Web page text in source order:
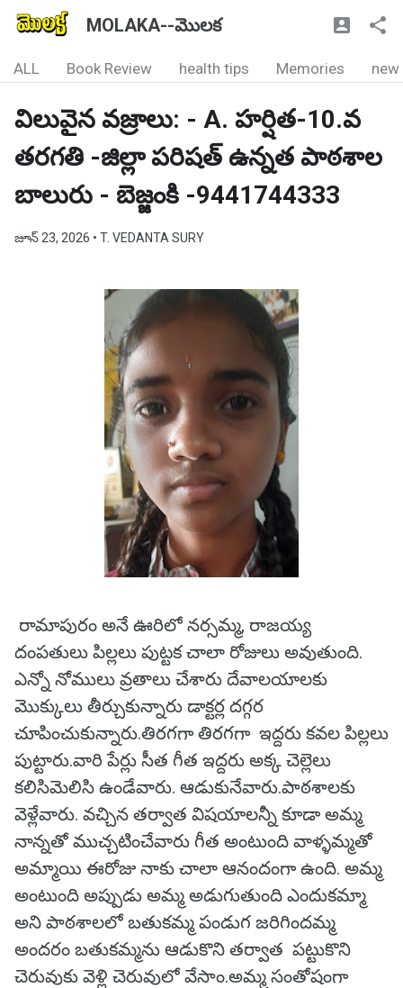
MOLAKA--మొలక
ALL Book Review health tips Memories new
విలువైన వజ్రాలు: - A. హర్షిత-10.వ
తరగతి -జిల్లా పరిషత్ ఉన్నత పాఠశాల
బాలురు - బెజ్జంకి -9441744333
జూన్ 23, 2026 • T. VEDANTA SURY
రామాపురం అనే ఊరిలో నర్సమ్మ, రాజయ్య
దంపతులు పిల్లలు పుట్టక చాలా రోజులు అవుతుంది.
ఎన్నో నోములు వ్రతాలు చేశారు దేవాలయాలకు
మొక్కులు తీర్చుకున్నారు డాక్టర్ల దగ్గర
చూపించుకున్నారు.తిరగగా తిరగగా ఇద్దరు కవల పిల్లలు
పుట్టారు.వారి పేర్లు సీత గీత ఇద్దరు అక్క చెల్లెలు
కలిసిమెలిసి ఉండేవారు. ఆడుకునేవారు.పాఠశాలకు
వెళ్లేవారు. వచ్చిన తర్వాత విషయాలన్నీ కూడా అమ్మ
నాన్నతో ముచ్చటించేవారు గీత అంటుంది వాళ్ళమ్మతో
అమ్మాయి ఈరోజు నాకు చాలా ఆనందంగా ఉంది. అమ్మ
అంటుంది అప్పుడు అమ్మ అడుగుతుంది ఎందుకమ్మా
అని పాఠశాలలో బతుకమ్మ పండుగ జరిగిందమ్మ
అందరం బతుకమ్మను ఆడుకొని తర్వాత పట్టుకొని
చెరువుకు వెళ్లి చెరువులో వేసాం.అమ్మ సంతోషంగా